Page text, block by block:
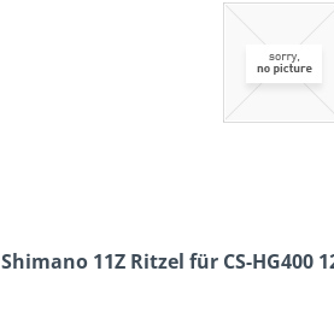
Shimano 11Z Ritzel für CS-HG400